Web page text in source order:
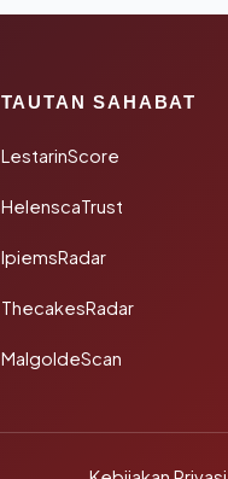
TAUTAN SAHABAT
LestarinScore
HelenscaTrust
IpiemsRadar
ThecakesRadar
MalgoldeScan